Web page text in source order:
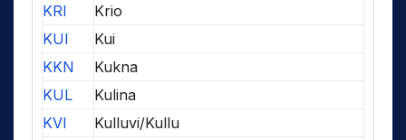
KRI
Krio
KUI
Kui
KKN
Kukna
KUL
Kulina
KVI
Kulluvi/Kullu